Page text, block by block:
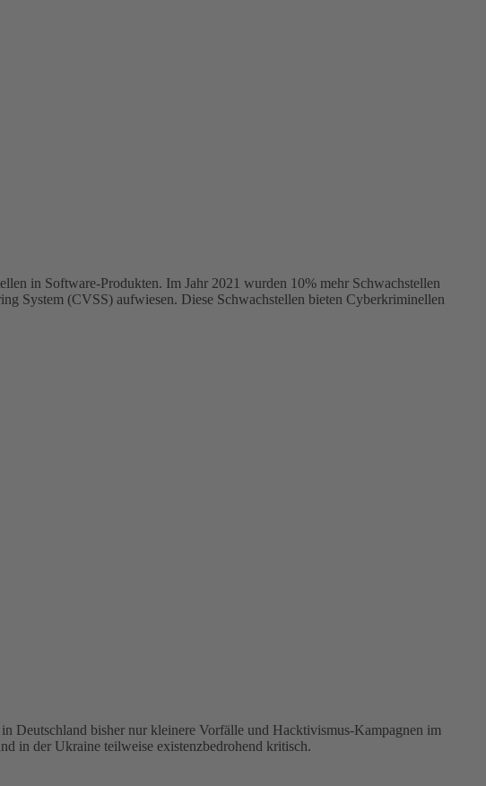
in Software-Produkten. Im Jahr 2021 wurden 10% mehr Schwachstellen
System (CVSS) aufwiesen. Diese Schwachstellen bieten Cyberkriminellen
Deutschland bisher nur kleinere Vorfälle und Hacktivismus-Kampagnen im
in der Ukraine teilweise existenzbedrohend kritisch.